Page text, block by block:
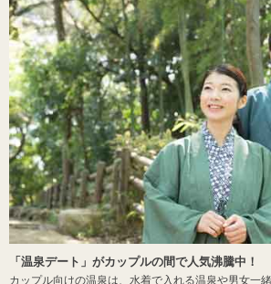
「温泉デート」がカップルの間で人気沸騰中！
カップル向けの温泉は、水着で入れる温泉や男女一